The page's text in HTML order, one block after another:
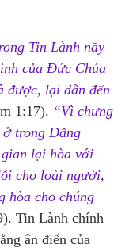
Tin Lành nầy
của Đức Chúa
được, lại dẫn đến
1:17). “Vì chưng
trong Đấng
lại hòa với
cho loài người,
hòa cho chúng
Tin Lành chính
ân điển của